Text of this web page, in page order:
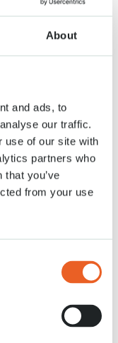
About
and ads, to
our traffic.
use of our site with
partners who
you’ve
from your use
locaties in het park.
elkaar verbonden: het
het seizoen af met
harpiste Inge Louisa
zijn in het lentepark te
talentvolle studenten
opeens verrast worden
kostuum. Het is een
De ingrediënten